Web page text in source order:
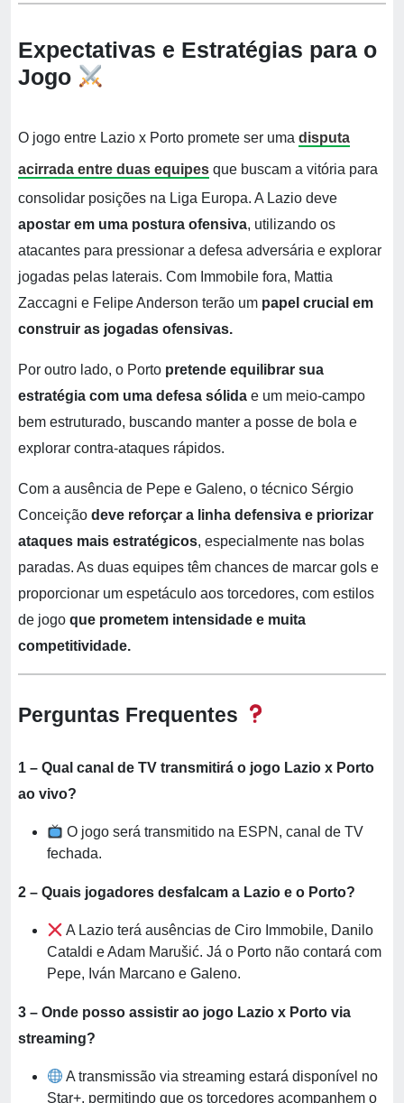
Expectativas e Estratégias para o
Jogo
O jogo entre Lazio x Porto promete ser uma disputa
acirrada entre duas equipes que buscam a vitória para
consolidar posições na Liga Europa. A Lazio deve
apostar em uma postura ofensiva, utilizando os
atacantes para pressionar a defesa adversária e explorar
jogadas pelas laterais. Com Immobile fora, Mattia
Zaccagni e Felipe Anderson terão um papel crucial em
construir as jogadas ofensivas.
Por outro lado, o Porto pretende equilibrar sua
estratégia com uma defesa sólida e um meio-campo
bem estruturado, buscando manter a posse de bola e
explorar contra-ataques rápidos.
Com a ausência de Pepe e Galeno, o técnico Sérgio
Conceição deve reforçar a linha defensiva e priorizar
ataques mais estratégicos, especialmente nas bolas
paradas. As duas equipes têm chances de marcar gols e
proporcionar um espetáculo aos torcedores, com estilos
de jogo que prometem intensidade e muita
competitividade.
Perguntas Frequentes
1 – Qual canal de TV transmitirá o jogo Lazio x Porto
ao vivo?
O jogo será transmitido na ESPN, canal de TV
fechada.
2 – Quais jogadores desfalcam a Lazio e o Porto?
A Lazio terá ausências de Ciro Immobile, Danilo
Cataldi e Adam Marušić. Já o Porto não contará com
Pepe, Iván Marcano e Galeno.
3 – Onde posso assistir ao jogo Lazio x Porto via
streaming?
A transmissão via streaming estará disponível no
Star+, permitindo que os torcedores acompanhem o